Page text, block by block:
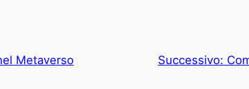
Metaverso Successivo: